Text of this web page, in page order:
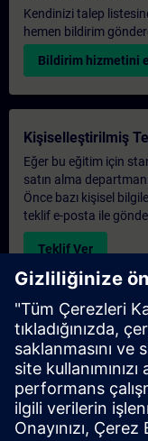
Kendinizi talep
hemen bildirim
Bildirim hizmetini
Kişiselleştirilmiş
Eğer bu eğitim için
satın alma
Önce bazı kişisel
teklif e-posta ile
Teklif Ver
Exclusive Training
Please complete the
quotation for an
or at our SITRAIN
suitable for larger
contact details and
quotation from us.